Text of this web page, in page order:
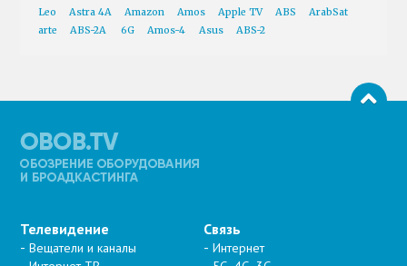
Leo
Astra 4A Amazon Amos Apple TV ABS
ArabSat
arte
ABS-2A 6G Amos-4 Asus ABS-2
Телевидение
Вещатели и каналы
Связь
Интернет